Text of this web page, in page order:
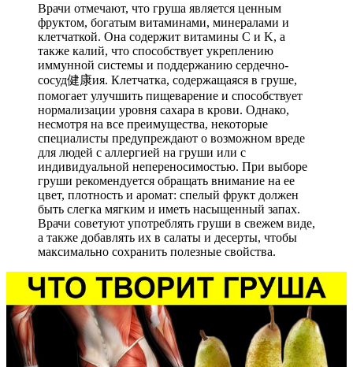
Врачи отмечают, что груша является ценным
фруктом, богатым витаминами, минералами и
клетчаткой. Она содержит витамины C и K, а
также калий, что способствует укреплению
иммунной системы и поддержанию сердечно-
сосуд健康ия. Клетчатка, содержащаяся в груше,
помогает улучшить пищеварение и способствует
нормализации уровня сахара в крови. Однако,
несмотря на все преимущества, некоторые
специалисты предупреждают о возможном вреде
для людей с аллергией на груши или с
индивидуальной непереносимостью. При выборе
груши рекомендуется обращать внимание на ее
цвет, плотность и аромат: спелый фрукт должен
быть слегка мягким и иметь насыщенный запах.
Врачи советуют употреблять груши в свежем виде,
а также добавлять их в салаты и десерты, чтобы
максимально сохранить полезные свойства.